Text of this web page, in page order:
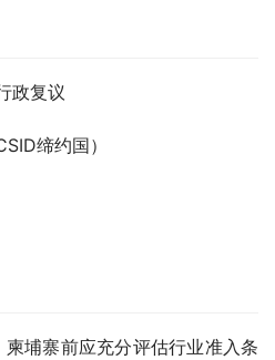
政复议
缔约国）
埔寨前应充分评估行业准入条